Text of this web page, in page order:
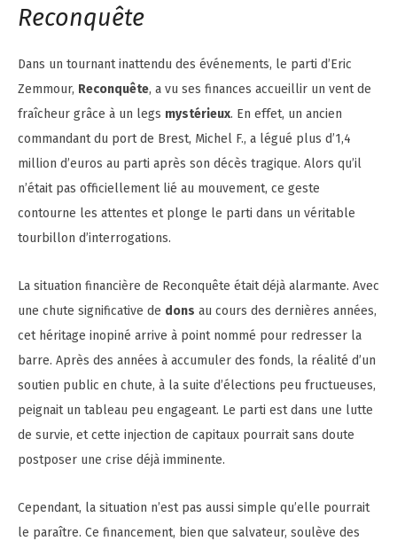
Reconquête
Dans un tournant inattendu des événements, le parti d’Eric
Zemmour, Reconquête, a vu ses finances accueillir un vent de
fraîcheur grâce à un legs mystérieux. En effet, un ancien
commandant du port de Brest, Michel F., a légué plus d’1,4
million d’euros au parti après son décès tragique. Alors qu’il
n’était pas officiellement lié au mouvement, ce geste
contourne les attentes et plonge le parti dans un véritable
tourbillon d’interrogations.
La situation financière de Reconquête était déjà alarmante. Avec
une chute significative de dons au cours des dernières années,
cet héritage inopiné arrive à point nommé pour redresser la
barre. Après des années à accumuler des fonds, la réalité d’un
soutien public en chute, à la suite d’élections peu fructueuses,
peignait un tableau peu engageant. Le parti est dans une lutte
de survie, et cette injection de capitaux pourrait sans doute
postposer une crise déjà imminente.
Cependant, la situation n’est pas aussi simple qu’elle pourrait
le paraître. Ce financement, bien que salvateur, soulève des